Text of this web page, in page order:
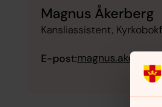
Magnus Åkerberg
Kansliassistent,
E-post: